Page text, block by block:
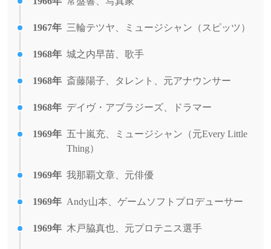
1967年 三輪テツヤ、ミュージシャン（スピッツ）
1968年 城之内早苗、歌手
1968年 斎藤陽子、タレント、元アナウンサー
1968年 デイヴ・アブラジーズ、ドラマー
1969年 五十嵐充、ミュージシャン（元Every Little
Thing）
1969年 我那覇文章、元俳優
1969年 Andy山本、ゲームソフトプロデューサー
1969年 木戸脇真也、元プロテニス選手